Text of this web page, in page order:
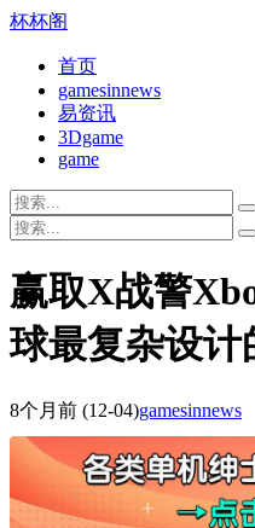
杯杯阁
首页
gamesinnews
易资讯
3Dgame
game
赢取X战警
球最复杂设计
8个月前 (12-04)gamesinnews